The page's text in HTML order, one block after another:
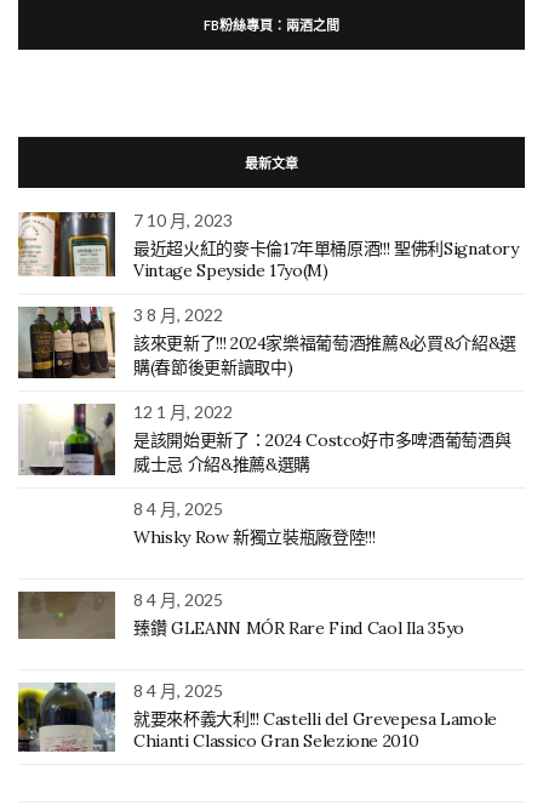
FB粉絲專頁：兩酒之間
最新文章
7 10 月, 2023
最近超火紅的麥卡倫17年單桶原酒!!! 聖佛利Signatory
Vintage Speyside 17yo(M)
3 8 月, 2022
該來更新了!!! 2024家樂福葡萄酒推薦&必買&介紹&選
購(春節後更新讀取中)
12 1 月, 2022
是該開始更新了：2024 Costco好市多啤酒葡萄酒與
威士忌 介紹&推薦&選購
8 4 月, 2025
Whisky Row 新獨立裝瓶廠登陸!!!
8 4 月, 2025
臻鑽 GLEANN MÓR Rare Find Caol Ila 35yo
8 4 月, 2025
就要來杯義大利!!! Castelli del Grevepesa Lamole
Chianti Classico Gran Selezione 2010